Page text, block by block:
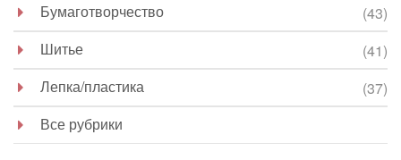
Бумаготворчество
(43)
Шитье
(41)
Лепка/пластика
(37)
Все рубрики